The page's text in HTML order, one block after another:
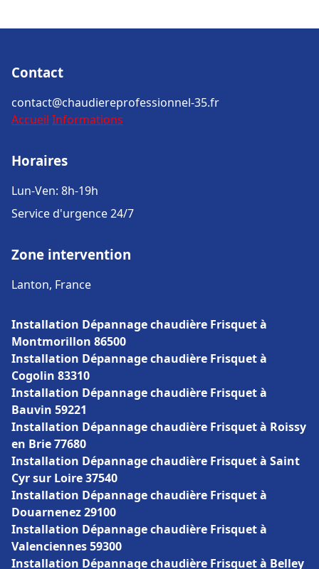
Contact
contact@chaudiereprofessionnel-35.fr
Accueil Informations
Horaires
Lun-Ven: 8h-19h
Service d'urgence 24/7
Zone intervention
Lanton, France
Installation Dépannage chaudière Frisquet à
Montmorillon 86500
Installation Dépannage chaudière Frisquet à
Cogolin 83310
Installation Dépannage chaudière Frisquet à
Bauvin 59221
Installation Dépannage chaudière Frisquet à Roissy
en Brie 77680
Installation Dépannage chaudière Frisquet à Saint
Cyr sur Loire 37540
Installation Dépannage chaudière Frisquet à
Douarnenez 29100
Installation Dépannage chaudière Frisquet à
Valenciennes 59300
Installation Dépannage chaudière Frisquet à Belley